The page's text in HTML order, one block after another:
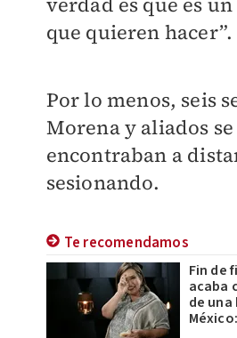
que quieren hacer”.
Por lo menos, seis
Morena y aliados se
encontraban a
sesionando.
Te recomendamos
Fin de
acaba
de